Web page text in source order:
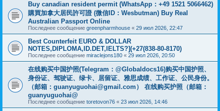
Buy canadian resident permit (WhatsApp：+49 1521 5066462)
購買加拿大居民許可證 (微信ID：Wesbutman) Buy Real
Australian Passport Online
Последнее сообщение greenpharmhouse « 29 июл 2026, 22:47
Best Counterfeit EURO & DOLLAR
NOTES,DIPLOMA,ID.DET,IELTS?](+27(838-80-8170)
Последнее сообщение miraclejons180 « 29 июл 2026, 20:50
在线购买中国护照(Telegram：@Globaldocs16)购买中国护照、
身份证、驾驶证、绿卡、居留证、雅思成绩、工作证、公民身份。
（邮箱： guanyuguohai@gmail.com ） 在线购买护照（邮箱：
guanyuguohai@
Последнее сообщение toretovon76 « 23 июл 2026, 14:46